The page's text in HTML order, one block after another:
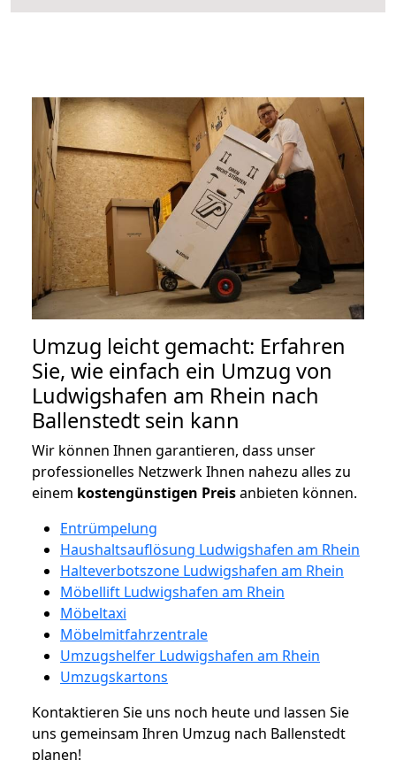
Umzug leicht gemacht: Erfahren
Sie, wie einfach ein Umzug von
Ludwigshafen am Rhein nach
Ballenstedt sein kann
Wir können Ihnen garantieren, dass unser
professionelles Netzwerk Ihnen nahezu alles zu
einem kostengünstigen Preisanbieten können.
Entrümpelung
Haushaltsauflösung Ludwigshafen am Rhein
Halteverbotszone Ludwigshafen am Rhein
Möbellift Ludwigshafen am Rhein
Möbeltaxi
Möbelmitfahrzentrale
Umzugshelfer Ludwigshafen am Rhein
Umzugskartons
Kontaktieren Sie uns noch heute und lassen Sie
uns gemeinsam Ihren Umzug nach Ballenstedt
planen!